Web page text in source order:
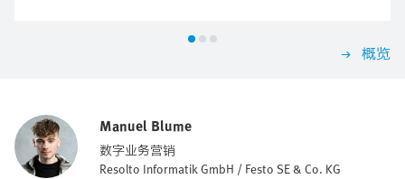
概览
Manuel Blume
数字业务营销
Resolto Informatik GmbH / Festo SE & Co. KG